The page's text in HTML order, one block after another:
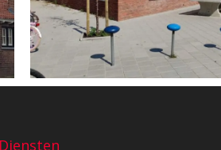
Diensten